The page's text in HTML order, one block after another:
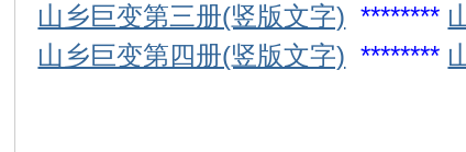
山乡巨变第三册(竖版文字) ********
山乡巨变第四册(竖版文字) ********